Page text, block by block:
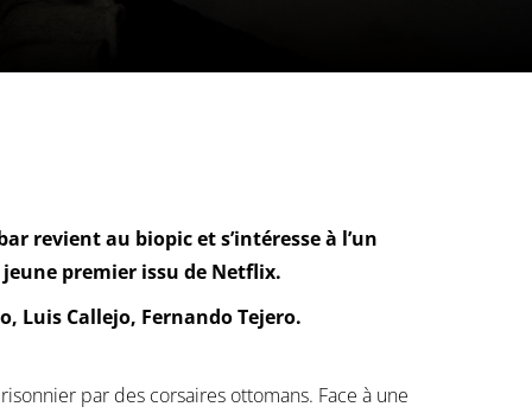
revient au biopic et s’intéresse à l’un
premier issu de Netflix.
Luis Callejo, Fernando Tejero.
par des corsaires ottomans. Face à une